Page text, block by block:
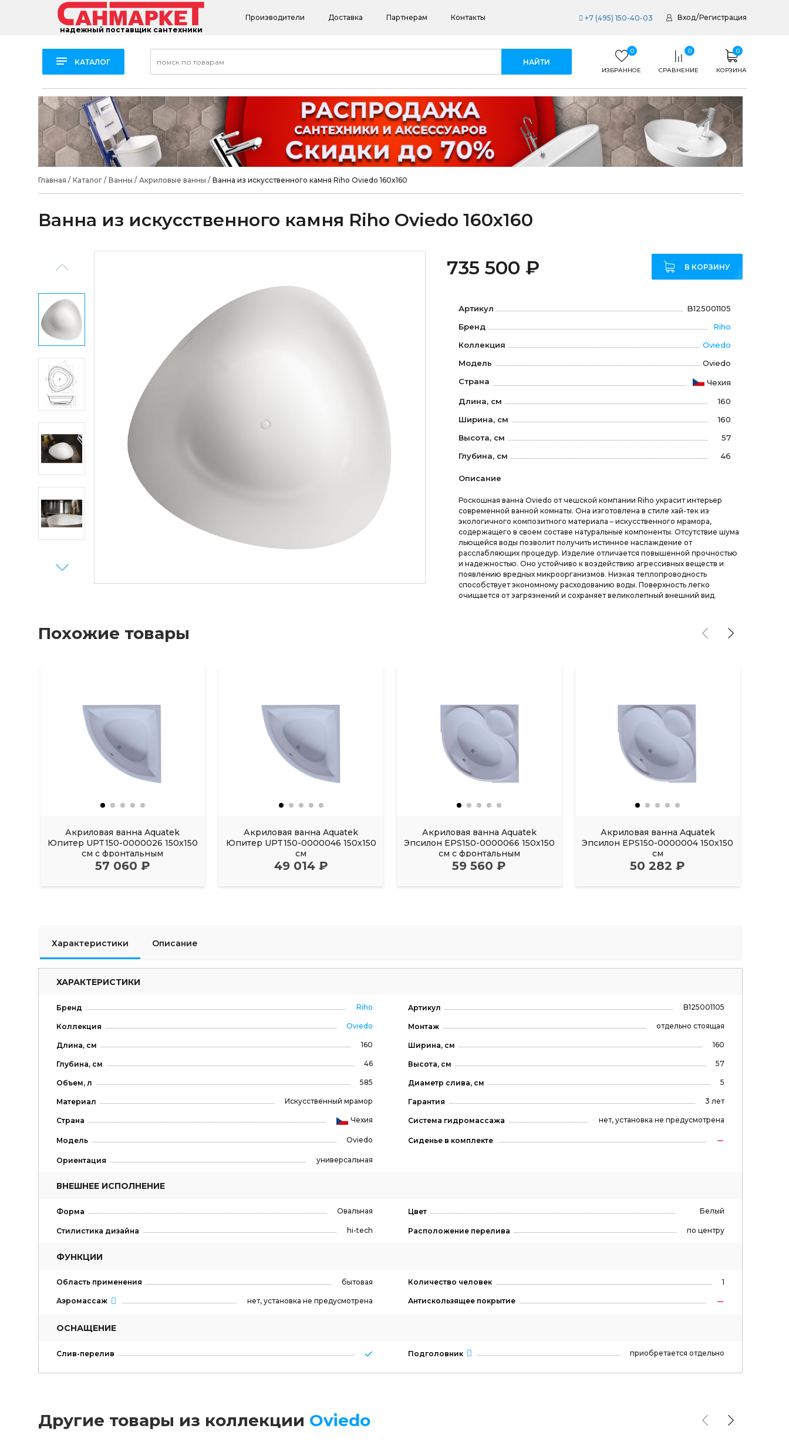
надежный поставщик сантехники
Производители Доставка Партнерам Контакты +7 (495) 150-40-03 Вход/Регистрация
КАТАЛОГ
0
ИЗБРАННОЕ
0
СРАВНЕНИЕ
0
КОРЗИНА
Главная / Каталог/ Ванны / Акриловые ванны / Ванна из искусственного камня Riho Oviedo 160x160
Ванна из искусственного камня Riho Oviedo 160x160
Previous
Next
735 500 ₽ В КОРЗИНУ
Артикул
B125001105
Бренд
Riho
Коллекция
Oviedo
Модель
Oviedo
Страна
Чехия
Длина, см
160
Ширина, см
160
Высота, см
57
Глубина, см
46
Описание
Роскошная ванна Oviedo от чешской компании Riho украсит интерьер
современной ванной комнаты. Она изготовлена в стиле хай-тек из
экологичного композитного материала – искусственного мрамора,
содержащего в своем составе натуральные компоненты. Отсутствие шума
льющейся воды позволит получить истинное наслаждение от
расслабляющих процедур. Изделие отличается повышенной прочностью
и надежностью. Оно устойчиво к воздействию агрессивных веществ и
появлению вредных микроорганизмов. Низкая теплопроводность
способствует экономному расходованию воды. Поверхность легко
очищается от загрязнений и сохраняет великолепный внешний вид.
Похожие товары
Акриловая ванна Aquatek
Юпитер UPT150-0000026 150х150
см с фронтальным
57 060 ₽
Акриловая ванна Aquatek
Юпитер UPT150-0000046 150х150
см
49 014 ₽
Акриловая ванна Aquatek
Эпсилон EPS150-0000066 150х150
см с фронтальным
59 560 ₽
Акриловая ванна Aquatek
Эпсилон EPS150-0000004 150х150
см
50 282 ₽
Характеристики Описание
ХАРАКТЕРИСТИКИ
Бренд Riho Артикул B125001105
Коллекция Oviedo Монтаж отдельно стоящая
Длина, см 160 Ширина, см 160
Глубина, см 46 Высота, см 57
Объем, л 585 Диаметр слива, см 5
Материал Искусственный мрамор Гарантия 3 лет
Страна Чехия Система гидромассажа нет, установка не предусмотрена
Модель Oviedo Сиденье в комплекте
Ориентация универсальная
ВНЕШНЕЕ ИСПОЛНЕНИЕ
Форма Овальная Цвет Белый
Стилистика дизайна hi-tech Расположение перелива по центру
ФУНКЦИИ
Область применения бытовая Количество человек 1
Аэромассаж нет, установка не предусмотрена Антискользящее покрытие
ОСНАЩЕНИЕ
Слив-перелив Подголовник приобретается отдельно
Другие товары из коллекции Oviedo